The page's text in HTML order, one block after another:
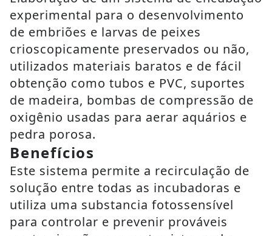
experimental para o desenvolvimento
de embriões e larvas de peixes
crioscopicamente preservados ou não,
utilizados materiais baratos e de fácil
obtenção como tubos e PVC, suportes
de madeira, bombas de compressão de
oxigênio usadas para aerar aquários e
pedra porosa.
Benefícios
Este sistema permite a recirculação de
solução entre todas as incubadoras e
utiliza uma substancia fotossensível
para controlar e prevenir prováveis